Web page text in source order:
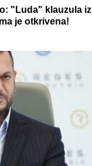
"Luda" klauzula iz
je otkrivena!